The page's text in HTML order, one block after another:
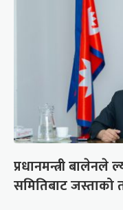
प्रधानमन्त्री
समितिबाट जस्ताको